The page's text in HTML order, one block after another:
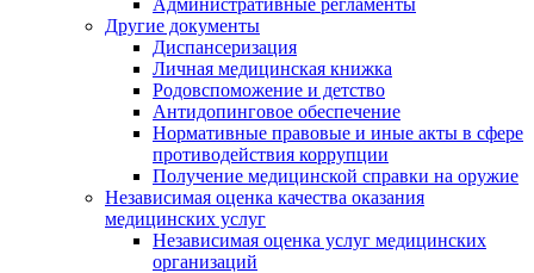
Другие документы
Диспансеризация
Личная медицинская книжка
Родовспоможение и детство
Антидопинговое обеспечение
Нормативные правовые и иные акты в сфере
противодействия коррупции
Получение медицинской справки на оружие
Независимая оценка качества оказания
медицинских услуг
Независимая оценка услуг медицинскиx
организаций